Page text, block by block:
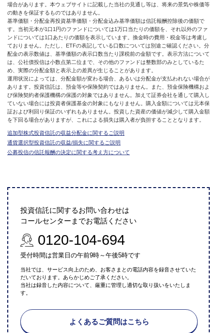
場合があります。本ウェブサイトに記載した当社の見通し等は、将来の景気や株価等
の動きを保証するものではありません。
基準価額・分配金再投資基準価額・分配金込み基準価額は信託報酬控除後の価額で
す。当初元本が1口1円のファンドについては1万口当たりの価額を、それ以外のファ
ンドについては1口あたりの価額を表示しています。換金時の費用・税金等は考慮し
ておりません。ただし、ETFの表記している口数については別途ご確認ください。分
配金の表示数値は、基準価額の表示口数当たり課税前の金額です。表示方法について
は、公社債投信は小数点第二位まで、その他のファンドは整数部のみとしているた
め、実際の分配金額と表示上の差異が生じることがあります。
運用状況によっては、分配金額が変わる場合、あるいは分配金が支払われない場合が
あります。投資信託は、預金等や保険契約ではありません。また、預金保険機構およ
び保険契約者保護機構の保護の対象ではありません。加えて証券会社を通して購入し
ていない場合には投資者保護基金の対象にもなりません。購入金額については元本保
証および利回り保証のいずれもありません。投資した資産の価値が減少して購入金額
を下回る場合がありますが、これによる損失は購入者が負担することとなります。
追加型株式投資信託の収益分配金に関するご説明
通貨選択型投資信託の収益/損失に関するご説明
公募投信の信託報酬の決定に関する考え方について
投資信託に関するお問い合わせは
コールセンターまでお電話ください
0120-104-694
受付時間は営業日の午前9時～午後5時です
当社では、サービス向上のため、お客さまとの電話内容を録音させていた
だいております。あらかじめご了承ください。
当社は録音した内容について、厳重に管理し適切な取り扱いをいたしま
す。
よくあるご質問はこちら